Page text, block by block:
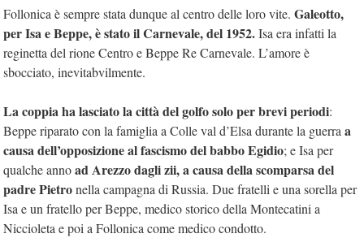
Follonica è sempre stata dunque al centro delle loro vite. Galeotto,
per Isa e Beppe, è stato il Carnevale, del 1952.Isa era infatti la
reginetta del rione Centro e Beppe Re Carnevale. L’amore è
sbocciato, inevitabvilmente.
La coppia ha lasciato la città del golfo solo per brevi periodi:
Beppe riparato con la famiglia a Colle val d’Elsa durante la guerraa
causa dell’opposizione al fascismo del babbo Egidio; e Isa per
qualche annoad Arezzo dagli zii, a causa della scomparsa del
padre Pietronella campagna di Russia. Due fratelli e una sorella per
Isa e un fratello per Beppe, medico storico della Montecatini a
Niccioleta e poi a Follonica come medico condotto.